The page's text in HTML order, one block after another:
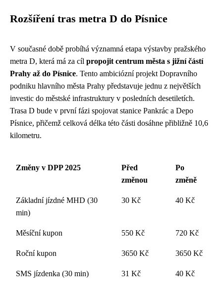
Rozšíření tras metra D do Písnice
V současné době probíhá významná etapa výstavby pražského
metra D, která má za cíl propojit centrum města s jižní částí
Prahy až do Písnice. Tento ambiciózní projekt Dopravního
podniku hlavního města Prahy představuje jednu z největších
investic do městské infrastruktury v posledních desetiletích.
Trasa D bude v první fázi spojovat stanice Pankrác a Depo
Písnice, přičemž celková délka této části dosáhne přibližně 10,6
kilometru.
Změny v DPP 2025
Před
změnou
Po
změně
Základní jízdné MHD (30
min)
30 Kč 40 Kč
Měsíční kupon 550 Kč 720 Kč
Roční kupon 3650 Kč 3650 Kč
SMS jízdenka (30 min) 31 Kč 40 Kč